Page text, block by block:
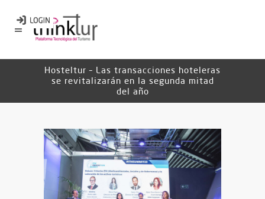
Hosteltur – Las transacciones hoteleras
se revitalizarán en la segunda mitad
del año